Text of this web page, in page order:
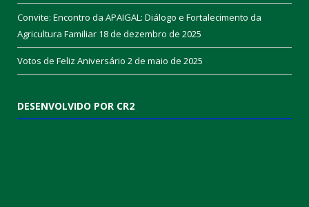
Convite: Encontro da APAIGAL: Diálogo e Fortalecimento da
Agricultura Familiar 18 de dezembro de 2025
Votos de Feliz Aniversário 2 de maio de 2025
DESENVOLVIDO POR CR2